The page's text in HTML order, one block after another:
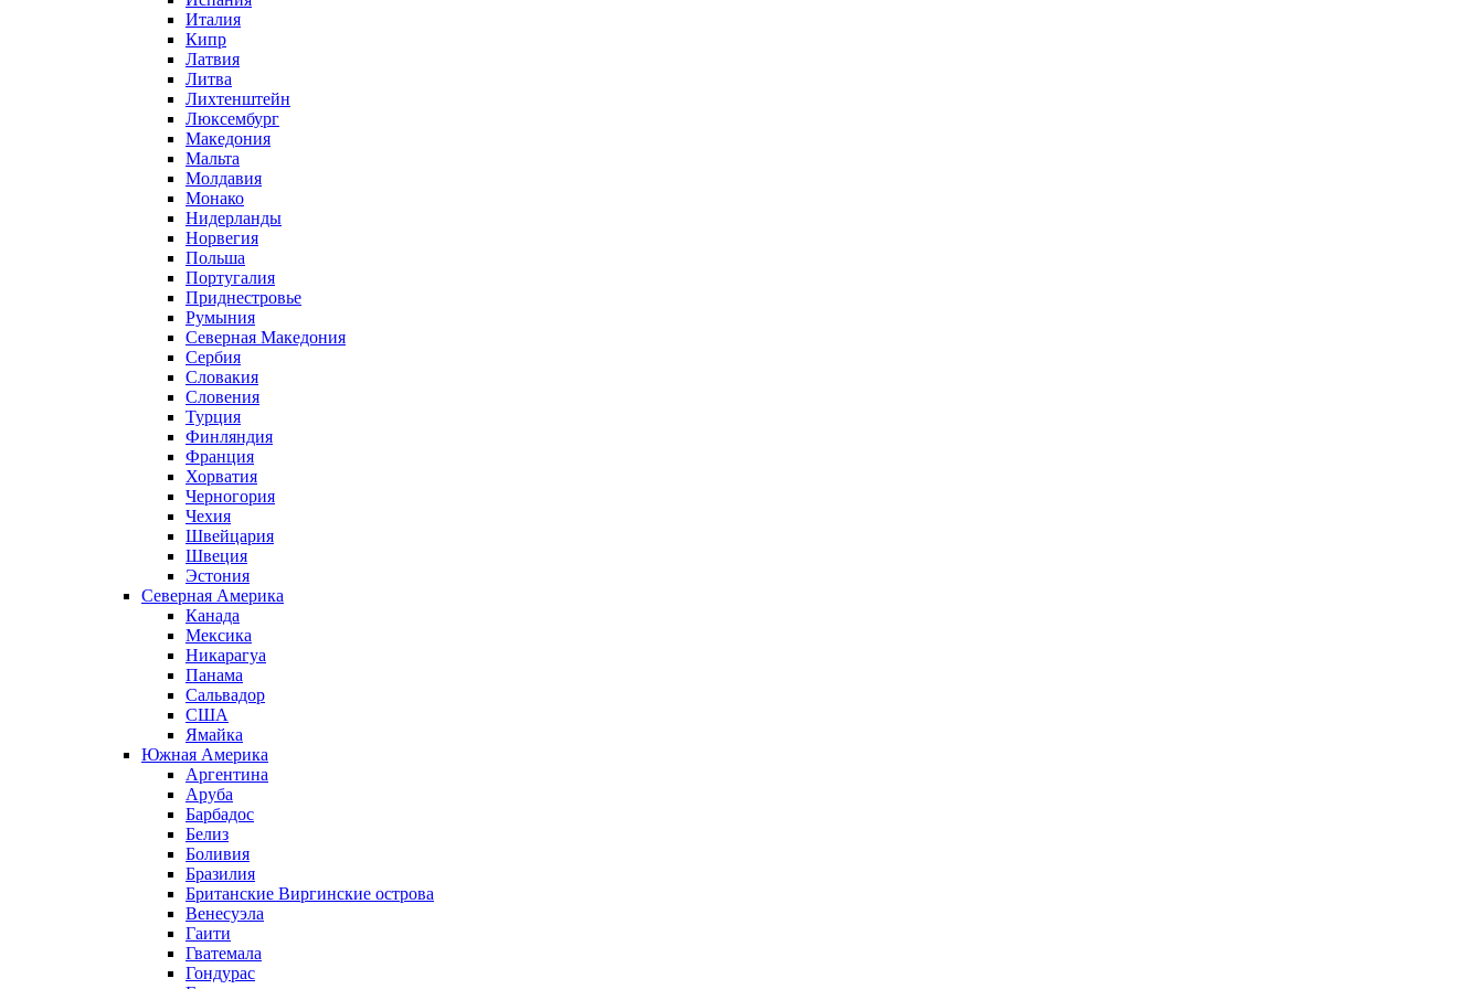
Италия
Кипр
Латвия
Литва
Лихтенштейн
Люксембург
Македония
Мальта
Молдавия
Монако
Нидерланды
Норвегия
Польша
Португалия
Приднестровье
Румыния
Северная Македония
Сербия
Словакия
Словения
Турция
Финляндия
Франция
Хорватия
Черногория
Чехия
Швейцария
Швеция
Эстония
Северная Америка
Канада
Мексика
Никарагуа
Панама
Сальвадор
США
Ямайка
Южная Америка
Аргентина
Аруба
Барбадос
Белиз
Боливия
Бразилия
Британские Виргинские острова
Венесуэла
Гаити
Гватемала
Гондурас